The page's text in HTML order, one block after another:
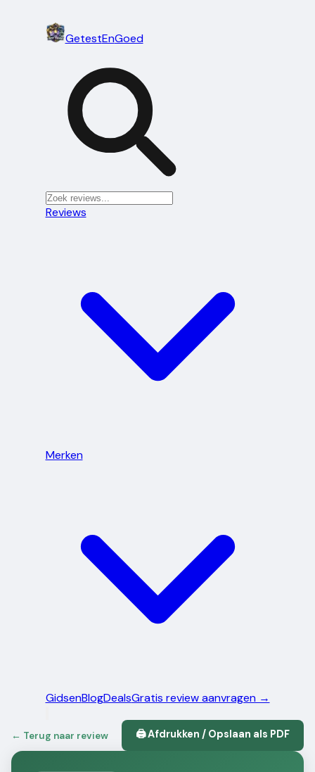
GetestEnGoed
Reviews
Merken
GidsenBlogDealsGratis review aanvragen →
← Terug naar review 🖨️ Afdrukken / Opslaan als PDF